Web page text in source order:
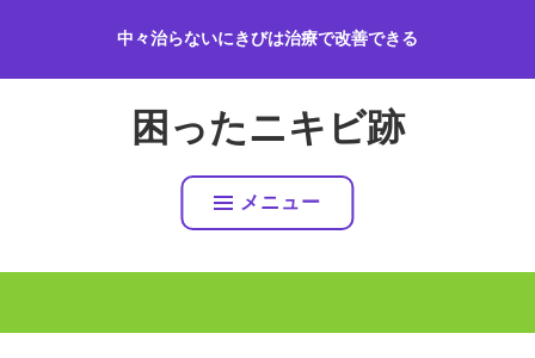
テ
中々治らないにきびは治療で改善できる
困ったニキビ跡
メニュー